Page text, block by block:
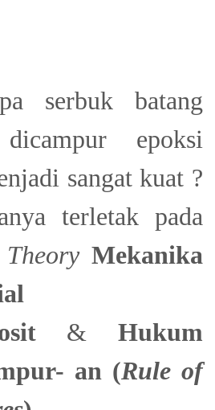
serbuk batang
epoksi
sangat kuat ?
terletak pada
Mekanika
& Hukum
an (Rule of